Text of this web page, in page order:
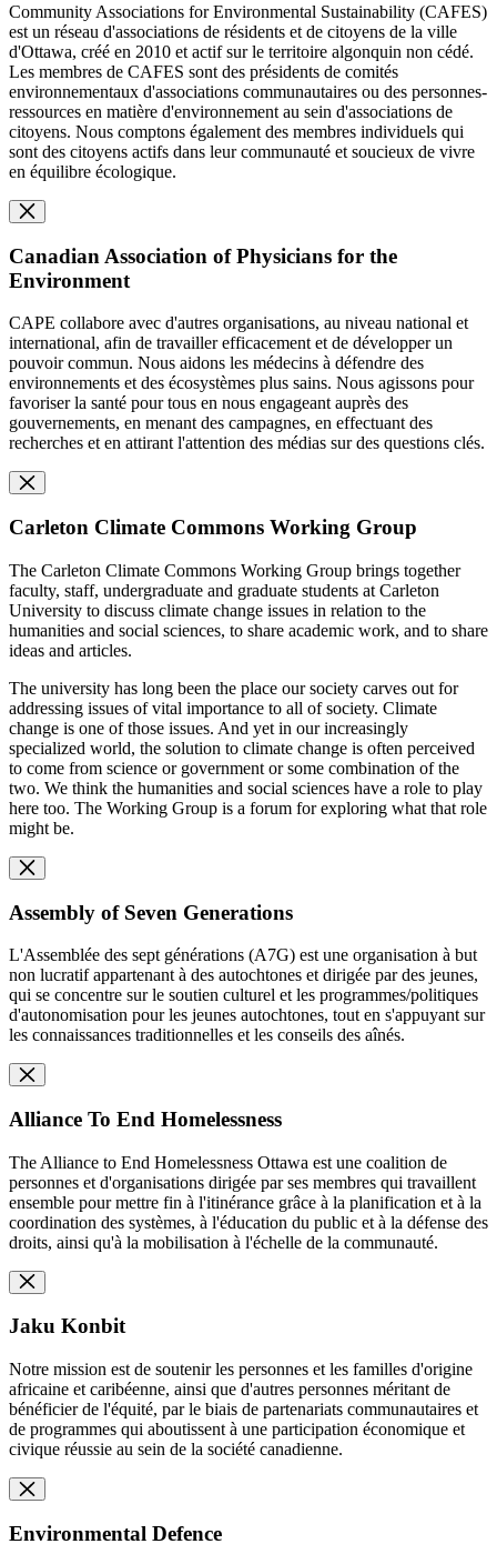
Community Associations for Environmental Sustainability (CAFES)
est un réseau d'associations de résidents et de citoyens de la ville
d'Ottawa, créé en 2010 et actif sur le territoire algonquin non cédé.
Les membres de CAFES sont des présidents de comités
environnementaux d'associations communautaires ou des personnes-
ressources en matière d'environnement au sein d'associations de
citoyens. Nous comptons également des membres individuels qui
sont des citoyens actifs dans leur communauté et soucieux de vivre
en équilibre écologique.
Canadian Association of Physicians for the
Environment
CAPE collabore avec d'autres organisations, au niveau national et
international, afin de travailler efficacement et de développer un
pouvoir commun. Nous aidons les médecins à défendre des
environnements et des écosystèmes plus sains. Nous agissons pour
favoriser la santé pour tous en nous engageant auprès des
gouvernements, en menant des campagnes, en effectuant des
recherches et en attirant l'attention des médias sur des questions clés.
Carleton Climate Commons Working Group
The Carleton Climate Commons Working Group brings together
faculty, staff, undergraduate and graduate students at Carleton
University to discuss climate change issues in relation to the
humanities and social sciences, to share academic work, and to share
ideas and articles.
The university has long been the place our society carves out for
addressing issues of vital importance to all of society. Climate
change is one of those issues. And yet in our increasingly
specialized world, the solution to climate change is often perceived
to come from science or government or some combination of the
two. We think the humanities and social sciences have a role to play
here too. The Working Group is a forum for exploring what that role
might be.
Assembly of Seven Generations
L'Assemblée des sept générations (A7G) est une organisation à but
non lucratif appartenant à des autochtones et dirigée par des jeunes,
qui se concentre sur le soutien culturel et les programmes/politiques
d'autonomisation pour les jeunes autochtones, tout en s'appuyant sur
les connaissances traditionnelles et les conseils des aînés.
Alliance To End Homelessness
The Alliance to End Homelessness Ottawa est une coalition de
personnes et d'organisations dirigée par ses membres qui travaillent
ensemble pour mettre fin à l'itinérance grâce à la planification et à la
coordination des systèmes, à l'éducation du public et à la défense des
droits, ainsi qu'à la mobilisation à l'échelle de la communauté.
Jaku Konbit
Notre mission est de soutenir les personnes et les familles d'origine
africaine et caribéenne, ainsi que d'autres personnes méritant de
bénéficier de l'équité, par le biais de partenariats communautaires et
de programmes qui aboutissent à une participation économique et
civique réussie au sein de la société canadienne.
Environmental Defence